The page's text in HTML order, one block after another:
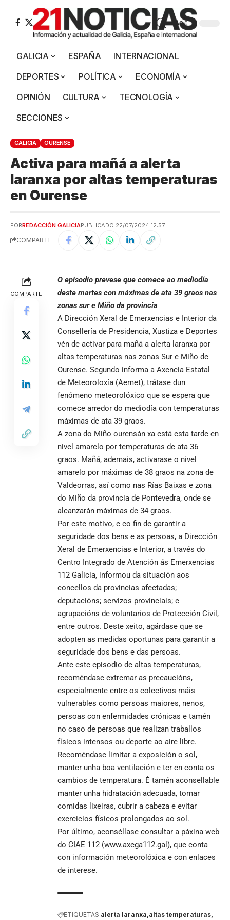
Aa
GALICIA ESPAÑA
INTERNACIONAL
DEPORTES
POLÍTICA
ECONOMÍA
OPINIÓN
CULTURA
TECNOLOGÍA
SECCIONES
GALICIA OURENSE
Activa para mañá a alerta
laranxa por altas temperaturas
en Ourense
PORREDACCIÓN GALICIAPUBLICADO 22/07/2024 12:57
COMPARTE
COMPARTE
O episodio prevese que comece ao mediodía
deste martes con máximas de ata 39 graos nas
zonas sur e Miño da provincia
A Dirección Xeral de Emerxencias e Interior da
Consellería de Presidencia, Xustiza e Deportes
vén de activar para mañá a alerta laranxa por
altas temperaturas nas zonas Sur e Miño de
Ourense. Segundo informa a Axencia Estatal
de Meteoroloxía (Aemet), trátase dun
fenómeno meteorolóxico que se espera que
comece arredor do mediodía con temperaturas
máximas de ata 39 graos.
A zona do Miño ourensán xa está esta tarde en
nivel amarelo por temperaturas de ata 36
graos. Mañá, ademais, activarase o nivel
amarelo por máximas de 38 graos na zona de
Valdeorras, así como nas Rías Baixas e zona
do Miño da provincia de Pontevedra, onde se
alcanzarán máximas de 34 graos.
Por este motivo, e co fin de garantir a
seguridade dos bens e as persoas, a Dirección
Xeral de Emerxencias e Interior, a través do
Centro Integrado de Atención ás Emerxencias
112 Galicia, informou da situación aos
concellos da provincias afectadas;
deputacións; servizos provinciais; e
agrupacións de voluntarios de Protección Civil,
entre outros. Deste xeito, agárdase que se
adopten as medidas oportunas para garantir a
seguridade dos bens e das persoas.
Ante este episodio de altas temperaturas,
recoméndase extremar as precaucións,
especialmente entre os colectivos máis
vulnerables como persoas maiores, nenos,
persoas con enfermidades crónicas e tamén
no caso de persoas que realizan traballos
físicos intensos ou deporte ao aire libre.
Recoméndase limitar a exposición o sol,
manter unha boa ventilación e ter en conta os
cambios de temperatura. É tamén aconsellable
manter unha hidratación adecuada, tomar
comidas lixeiras, cubrir a cabeza e evitar
exercicios físicos prolongados ao sol.
Por último, aconséllase consultar a páxina web
do CIAE 112 (www.axega112.gal ), que conta
con información meteorolóxica e con enlaces
de interese.
ETIQUETAS alerta laranxa altas temperaturas